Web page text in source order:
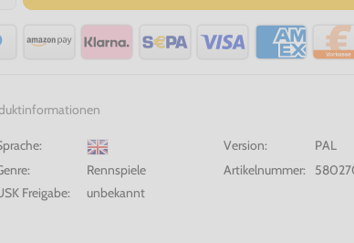
Version:
PAL
Rennspiele Artikelnummer:
Freigabe:
unbekannt